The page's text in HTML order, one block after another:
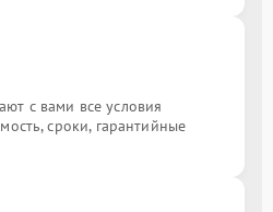
с вами все условия
сроки, гарантийные